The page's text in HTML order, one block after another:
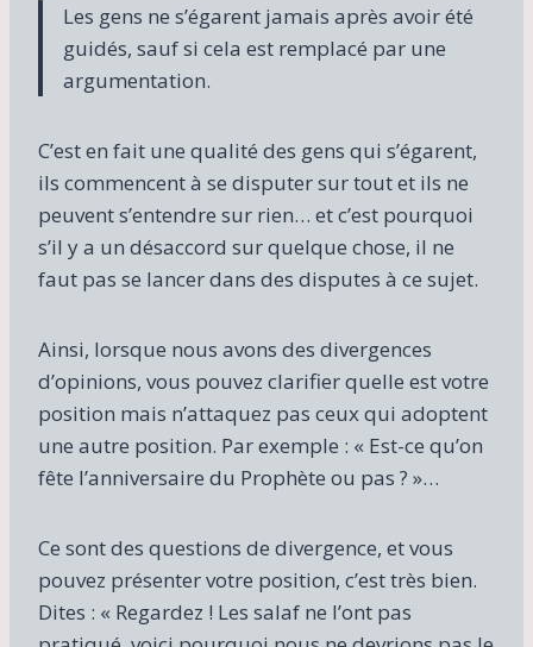
Les gens ne s’égarent jamais après avoir été
guidés, sauf si cela est remplacé par une
argumentation.
C’est en fait une qualité des gens qui s’égarent,
ils commencent à se disputer sur tout et ils ne
peuvent s’entendre sur rien… et c’est pourquoi
s’il y a un désaccord sur quelque chose, il ne
faut pas se lancer dans des disputes à ce sujet.
Ainsi, lorsque nous avons des divergences
d’opinions, vous pouvez clarifier quelle est votre
position mais n’attaquez pas ceux qui adoptent
une autre position. Par exemple : « Est-ce qu’on
fête l’anniversaire du Prophète ou pas ? »…
Ce sont des questions de divergence, et vous
pouvez présenter votre position, c’est très bien.
Dites : « Regardez ! Les salaf ne l’ont pas